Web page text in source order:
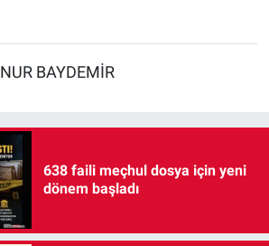
BAYDEMİR
638 faili meçhul dosya için yeni
dönem başladı